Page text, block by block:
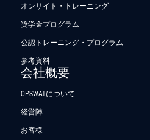
オンサイト・トレーニング
奨学金プログラム
公認トレーニング・プログラム
参考資料
会社概要
OPSWATについて
経営陣
お客様